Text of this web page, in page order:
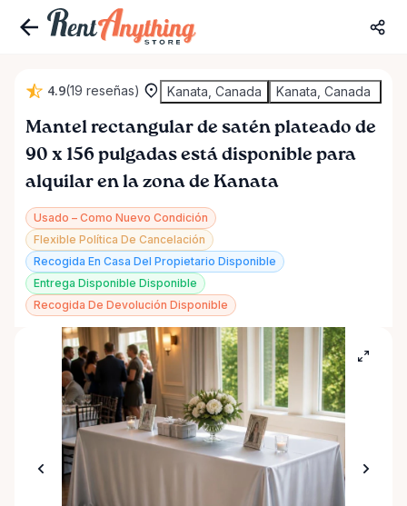
Usado – Como Nuevo Condición
Flexible Política De Cancelación
Recogida En Casa Del Propietario Disponible
Entrega Disponible Disponible
Recogida De Devolución Disponible
Mantel rectangular de satén plateado de
90 x 156 pulgadas está disponible para
alquilar en la zona de Kanata
4.9(19 reseñas) Kanata, Canada Kanata, Canada